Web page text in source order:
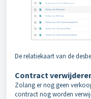
De relatiekaart van de
Contract
Zolang er nog geen
contract nog worden